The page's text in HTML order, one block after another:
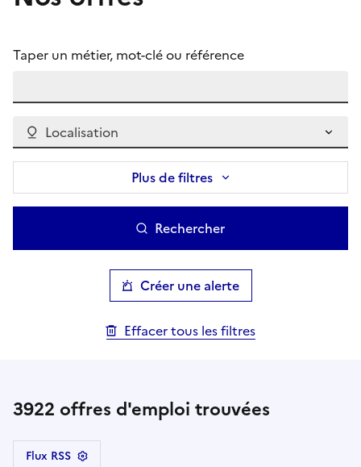
Taper un métier, mot-clé ou référence
Localisation
Plus de filtres
Rechercher
Créer une alerte
Effacer tous les filtres
3922 offres d'emploi trouvées
Flux RSS